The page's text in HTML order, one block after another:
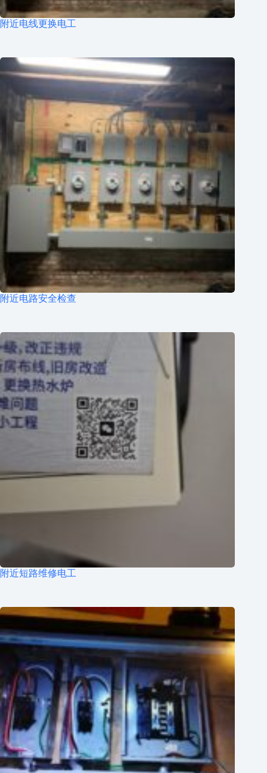
附近电线更换电工
附近电路安全检查
附近短路维修电工